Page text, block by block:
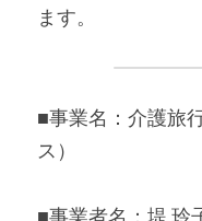
ます。
■事業名：介護旅
ス）